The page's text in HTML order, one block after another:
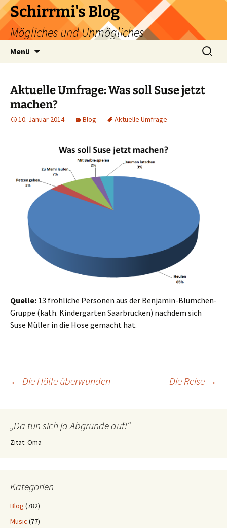
Zum
Inhalt
springen
Schirrmi's Blog
Mögliches und Unmögliches
Menü
Suchen
nach:
Aktuelle Umfrage: Was soll Suse jetzt
machen?
10. Januar 2014 Blog Aktuelle Umfrage
Quelle: 13 fröhliche Personen aus der Benjamin-Blümchen-
Gruppe (kath. Kindergarten Saarbrücken) nachdem sich
Suse Müller in die Hose gemacht hat.
Beitragsnavigation
← Die Hölle überwunden Die Reise →
„Da tun sich ja Abgründe auf!“
Zitat: Oma
Kategorien
Blog (782)
Music (77)